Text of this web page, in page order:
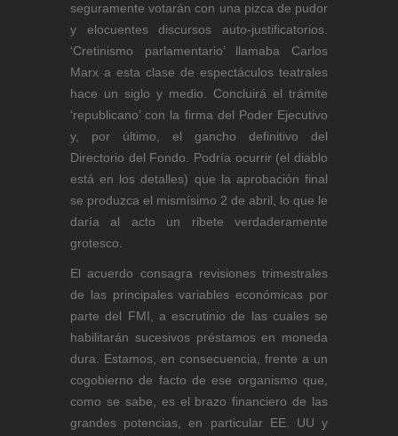
seguramente votarán con una pizca de pudor
y elocuentes discursos auto-justificatorios.
‘Cretinismo parlamentario’ llamaba Carlos
Marx a esta clase de espectáculos teatrales
hace un siglo y medio. Concluirá el trámite
‘republicano’ con la firma del Poder Ejecutivo
y, por último, el gancho definitivo del
Directorio del Fondo. Podría ocurrir (el diablo
está en los detalles) que la aprobación final
se produzca el mismísimo 2 de abril, lo que le
daría al acto un ribete verdaderamente
grotesco.
El acuerdo consagra revisiones trimestrales
de las principales variables económicas por
parte del FMI, a escrutinio de las cuales se
habilitarán sucesivos préstamos en moneda
dura. Estamos, en consecuencia, frente a un
cogobierno de facto de ese organismo que,
como se sabe, es el brazo financiero de las
grandes potencias, en particular EE. UU y